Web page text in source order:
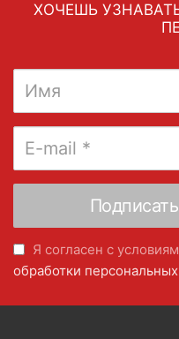
ХОЧЕШЬ
Я согласен с
обработки